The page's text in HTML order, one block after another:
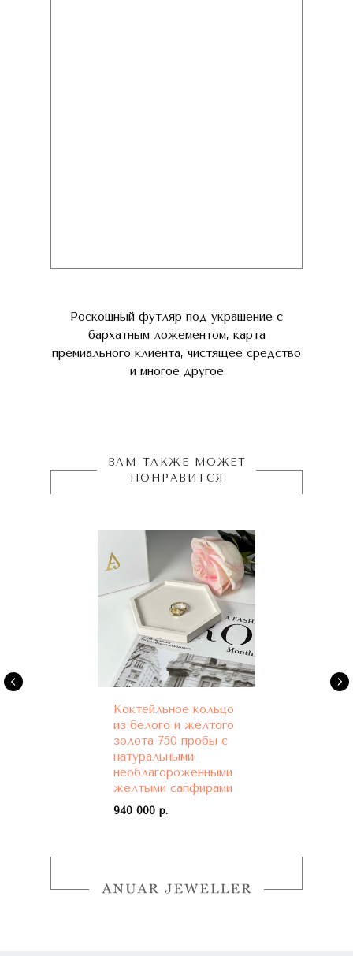
Роскошный футляр под украшение с
бархатным ложементом, карта
премиального клиента, чистящее средство
и многое другое
ВАМ ТАКЖЕ МОЖЕТ
ПОНРАВИТСЯ
Коктейльное кольцо
из белого и желтого
золота 750 пробы с
натуральными
необлагороженными
желтыми сапфирами
940 000 р.